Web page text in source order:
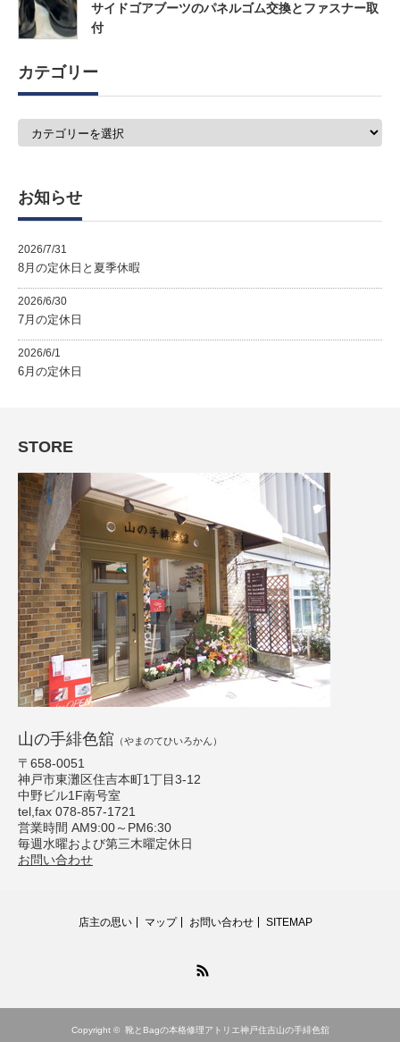
サイドゴアブーツのパネルゴム交換とファスナー取
付
カテゴリー
お知らせ
2026/7/31
8月の定休日と夏季休暇
2026/6/30
7月の定休日
2026/6/1
6月の定休日
STORE
山の手緋色舘 （やまのてひいろかん）
〒658-0051
神戸市東灘区住吉本町1丁目3-12
中野ビル1F南号室
tel,fax 078-857-1721
営業時間 AM9:00～PM6:30
毎週水曜および第三木曜定休日
お問い合わせ
店主の思い マップ お問い合わせ SITEMAP
Copyright © 靴とBagの本格修理アトリエ神戸住吉山の手緋色舘